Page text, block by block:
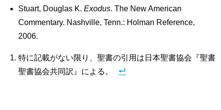
Stuart, Douglas K.Exodus. The New American
Commentary. Nashville, Tenn.: Holman Reference,
2006.
特に記載がない限り、聖書の引用は日本聖書協会『聖書
聖書協会共同訳』による。